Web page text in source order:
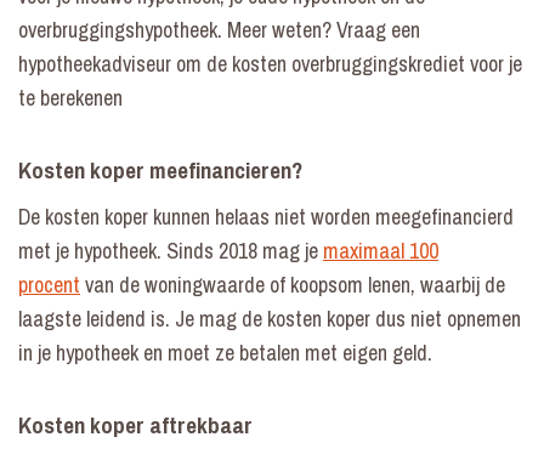
overbruggingshypotheek. Meer weten? Vraag een
hypotheekadviseur om de kosten overbruggingskrediet voor je
te berekenen
Kosten koper meefinancieren?
De kosten koper kunnen helaas niet worden meegefinancierd
met je hypotheek. Sinds 2018 mag je maximaal 100
procent van de woningwaarde of koopsom lenen, waarbij de
laagste leidend is. Je mag de kosten koper dus niet opnemen
in je hypotheek en moet ze betalen met eigen geld.
Kosten koper aftrekbaar